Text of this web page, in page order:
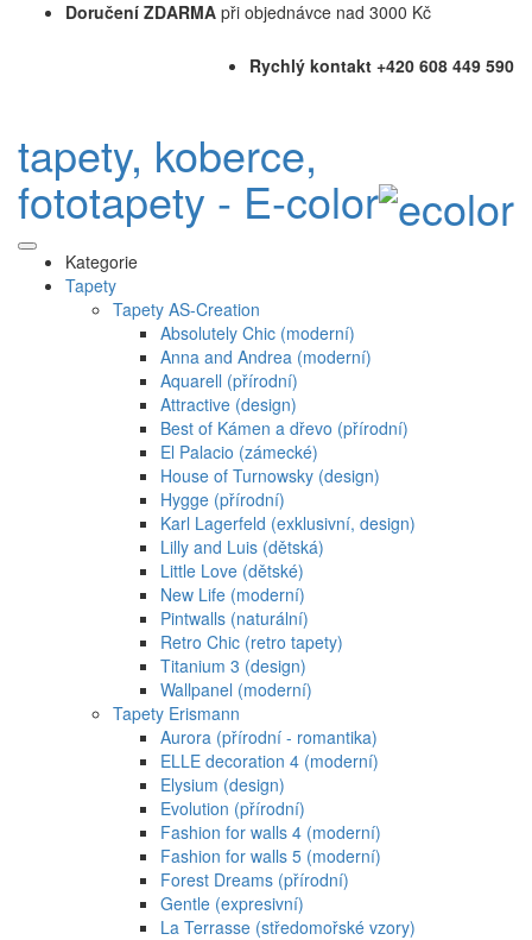
Doručení ZDARMA při objednávce nad 3000 Kč
Rychlý kontakt +420 608 449 590
tapety, koberce,
fototapety - E-color
Kategorie
Tapety
Tapety AS-Creation
Absolutely Chic (moderní)
Anna and Andrea (moderní)
Aquarell (přírodní)
Attractive (design)
Best of Kámen a dřevo (přírodní)
El Palacio (zámecké)
House of Turnowsky (design)
Hygge (přírodní)
Karl Lagerfeld (exklusivní, design)
Lilly and Luis (dětská)
Little Love (dětské)
New Life (moderní)
Pintwalls (naturální)
Retro Chic (retro tapety)
Titanium 3 (design)
Wallpanel (moderní)
Tapety Erismann
Aurora (přírodní - romantika)
ELLE decoration 4 (moderní)
Elysium (design)
Evolution (přírodní)
Fashion for walls 4 (moderní)
Fashion for walls 5 (moderní)
Forest Dreams (přírodní)
Gentle (expresivní)
La Terrasse (středomořské vzory)